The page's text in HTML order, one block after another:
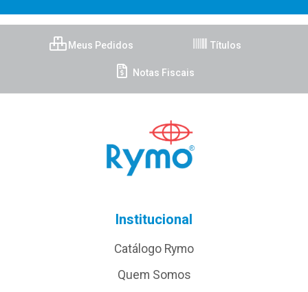
Meus Pedidos Títulos
Notas Fiscais
Institucional
Catálogo Rymo
Quem Somos